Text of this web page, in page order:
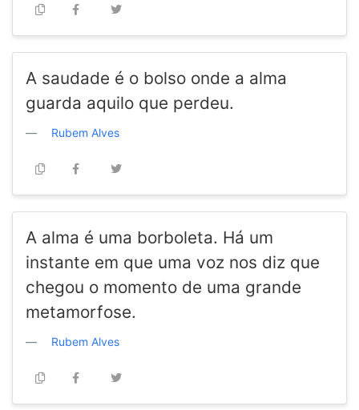
A saudade é o bolso onde a alma
guarda aquilo que perdeu.
Rubem Alves
A alma é uma borboleta. Há um
instante em que uma voz nos diz que
chegou o momento de uma grande
metamorfose.
Rubem Alves